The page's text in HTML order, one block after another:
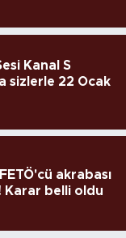
Kanal S
sizlerle 22 Ocak
akrabası
Karar belli oldu